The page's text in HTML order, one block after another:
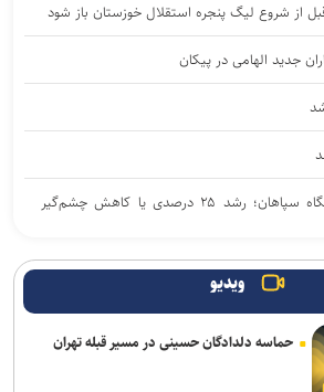
قبل از شروع لیگ پنجره استقلال خوزستان باز شود
جدید الهامی در پیکان
تناقض در بودجه باشگاه سپاهان؛ رشد ۲۵ درصدی یا کاهش چشم‌گیر
افتخاری چوگان شد
دومین رکوردشکنی دونده ایران در آستانه
ویدیو
حماسه دلدادگان حسینی در مسیر قبله تهران